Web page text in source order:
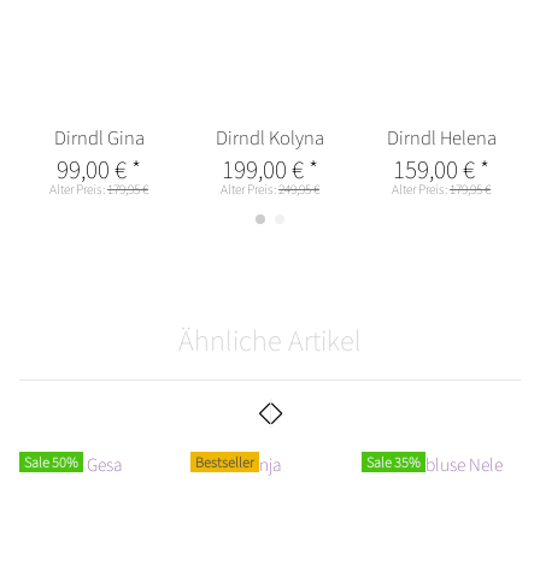
Dirndl Gina
99,00 €*
Alter Preis:179,95 €
Dirndl Kolyna
199,00 €*
Alter Preis:249,95 €
Dirndl Helena
159,00 €*
Alter Preis:179,95 €
Ähnliche Artikel
Sale 50% Bestseller Sale 35%